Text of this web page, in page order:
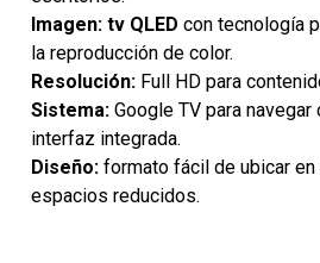
Imagen: tv QLED con tecnología
la reproducción de color.
Resolución: Full HD para
Sistema: Google TV para
interfaz integrada.
Diseño: formato fácil de ubicar
espacios reducidos.